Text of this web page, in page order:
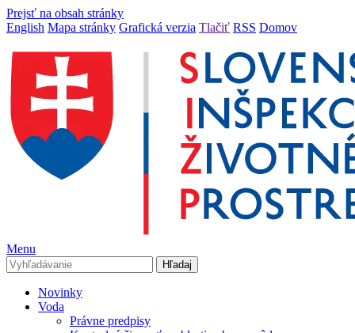
Prejsť na obsah stránky
English Mapa stránky Grafická verzia Tlačiť RSS Domov
Menu
Novinky
Voda
Právne predpisy